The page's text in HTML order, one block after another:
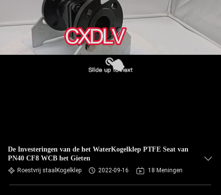
De Investeringen van de het WaterKogelklep PTFE Seat van
PN40 CF8 WCB het Gieten
Roestvrij staalKogelklep 2022-09-16 18 Meningen